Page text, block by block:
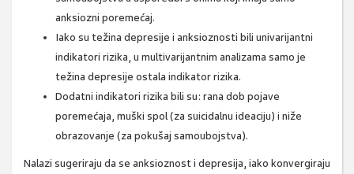
anksiozni poremećaj.
Iako su težina depresije i anksioznosti bili univarijantni
indikatori rizika, u multivarijantnim analizama samo je
težina depresije ostala indikator rizika.
Dodatni indikatori rizika bili su: rana dob pojave
poremećaja, muški spol (za suicidalnu ideaciju) i niže
obrazovanje (za pokušaj samoubojstva).
Nalazi sugeriraju da se anksioznost i depresija, iako konvergiraju